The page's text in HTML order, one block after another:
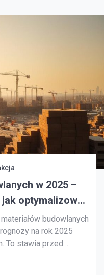
bezpieczne i
informacje […]
w 2025 –
optymalizować
budowlanych
na rok 2025
To stawia przed